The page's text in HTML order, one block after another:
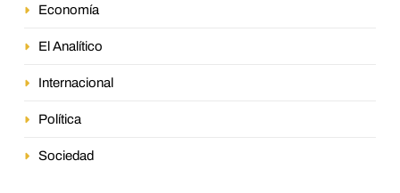
Economía
El Analítico
Internacional
Política
Sociedad